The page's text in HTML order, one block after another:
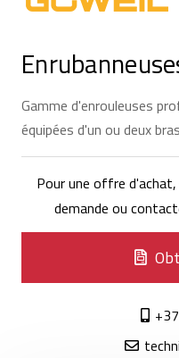
Gamme d'enrouleuses
équipées d'un ou deux
Pour une offre
demande ou